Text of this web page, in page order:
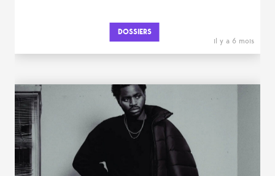
DOSSIERS
il y a 6 mois